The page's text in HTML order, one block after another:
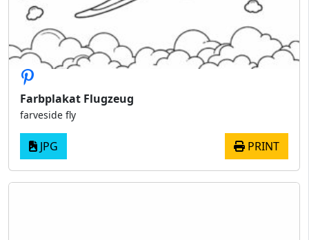
Farbplakat Flugzeug
farveside fly
JPG PRINT